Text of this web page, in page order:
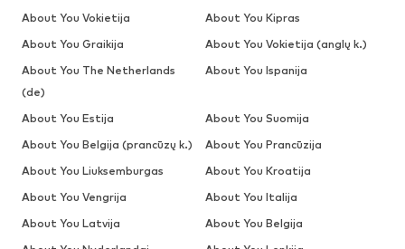
About You Vokietija
About You Kipras
About You Graikija
About You Vokietija (anglų k.)
About You The Netherlands
(de)
About You Ispanija
About You Estija
About You Suomija
About You Belgija (prancūzų k.)
About You Prancūzija
About You Liuksemburgas
About You Kroatija
About You Vengrija
About You Italija
About You Latvija
About You Belgija